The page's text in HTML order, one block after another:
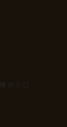
(R.O.C)